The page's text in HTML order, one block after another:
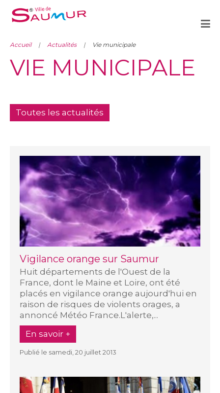
Accueil Actualités Vie municipale
VIE MUNICIPALE
Toutes les actualités
Vigilance orange sur Saumur
Huit départements de l'Ouest de la
France, dont le Maine et Loire, ont été
placés en vigilance orange aujourd'hui en
raison de risques de violents orages, a
annoncé Météo France.L'alerte,...
En savoir +
Publié le samedi, 20 juillet 2013